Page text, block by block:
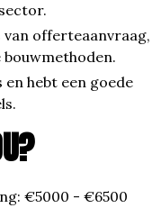
van offerteaanvraag,
hebt een goede
€5000 - €6500